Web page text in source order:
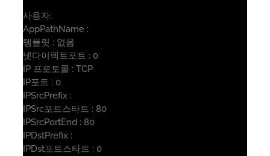
사용자:
AppPathName :
템플릿 : 없음
넷다이렉트포트 : 0
IP 프로토콜 : TCP
IP포트 : 0
IPSrcPrefix :
IPSrc포트스타트 : 80
IPSrcPortEnd : 80
IPDstPrefix :
IPDst포트스타트 : 0